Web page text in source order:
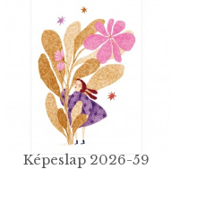
Képeslap 2026-59